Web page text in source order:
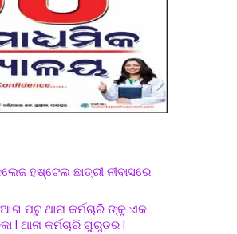
ହଷ୍ଟେଲ ଛାତ୍ରୀ ନୀବାସରେ
ଆଗ ପଟୁ ଥାନା କର୍ମଚାରି ଙ୍କୁ ଏକ
l ଥାନା କର୍ମଚାରି ଗୁରୁତର l